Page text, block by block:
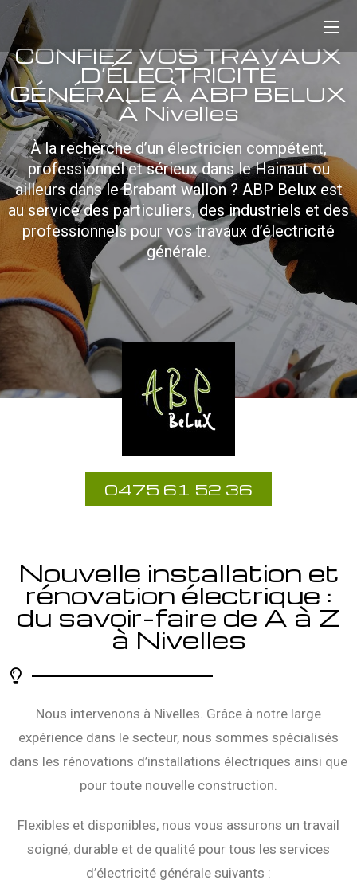
CONFIEZ VOS TRAVAUX
D’ÉLECTRICITÉ
GÉNÉRALE À ABP BELUX
À Nivelles
À la recherche d’un électricien compétent,
professionnel et sérieux dans le Hainaut ou
ailleurs dans le Brabant wallon ? ABP Belux est
au service des particuliers, des industriels et des
professionnels pour vos travaux d’électricité
générale.
0475 61 52 36
Nouvelle installation et
rénovation électrique :
du savoir-faire de A à Z
à Nivelles
Nous intervenons à Nivelles. Grâce à notre large
expérience dans le secteur, nous sommes spécialisés
dans les rénovations d’installations électriques ainsi que
pour toute nouvelle construction.
Flexibles et disponibles, nous vous assurons un travail
soigné, durable et de qualité pour tous les services
d’électricité générale suivants :